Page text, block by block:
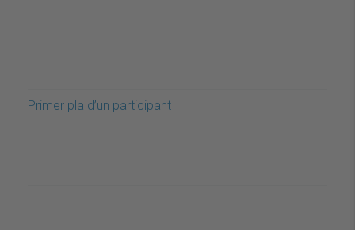
Primer pla d’un participant